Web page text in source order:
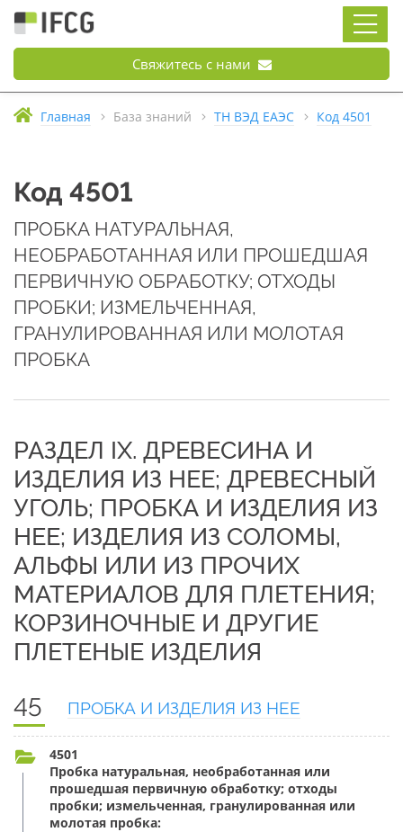
Свяжитесь с нами
Главная База знаний ТН ВЭД ЕАЭС Код 4501
Код 4501
ПРОБКА НАТУРАЛЬНАЯ,
НЕОБРАБОТАННАЯ ИЛИ ПРОШЕДШАЯ
ПЕРВИЧНУЮ ОБРАБОТКУ; ОТХОДЫ
ПРОБКИ; ИЗМЕЛЬЧЕННАЯ,
ГРАНУЛИРОВАННАЯ ИЛИ МОЛОТАЯ
ПРОБКА
РАЗДЕЛ IX. ДРЕВЕСИНА И
ИЗДЕЛИЯ ИЗ НЕЕ; ДРЕВЕСНЫЙ
УГОЛЬ; ПРОБКА И ИЗДЕЛИЯ ИЗ
НЕЕ; ИЗДЕЛИЯ ИЗ СОЛОМЫ,
АЛЬФЫ ИЛИ ИЗ ПРОЧИХ
МАТЕРИАЛОВ ДЛЯ ПЛЕТЕНИЯ;
КОРЗИНОЧНЫЕ И ДРУГИЕ
ПЛЕТЕНЫЕ ИЗДЕЛИЯ
45 ПРОБКА И ИЗДЕЛИЯ ИЗ НЕЕ
4501
Пробка натуральная, необработанная или
прошедшая первичную обработку; отходы
пробки; измельченная, гранулированная или
молотая пробка: